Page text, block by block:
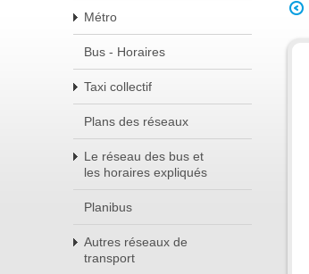
Métro
Bus - Horaires
Taxi collectif
Plans des réseaux
Le réseau des bus et
les horaires expliqués
Planibus
Autres réseaux de
transport